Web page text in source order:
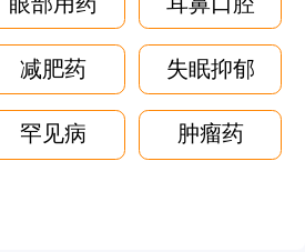
减肥药 失眠抑郁
罕见病 肿瘤药